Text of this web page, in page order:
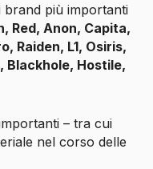
brand più importanti
Red, Anon, Capita,
Raiden, L1, Osiris,
Blackhole, Hostile,
– tra cui
nel corso delle